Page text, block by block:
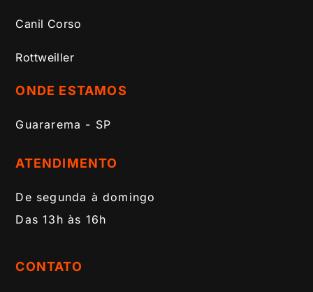
Canil Corso
Rottweiller
ONDE ESTAMOS
Guararema - SP
ATENDIMENTO
De segunda à domingo
Das 13h às 16h
CONTATO